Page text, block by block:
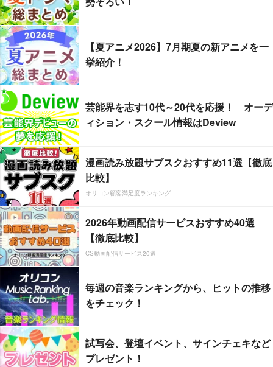
【夏アニメ2026】7月期夏の新アニメを一
挙紹介！
芸能界を志す10代～20代を応援！ オーデ
ィション・スクール情報はDeview
漫画読み放題サブスクおすすめ11選【徹底
比較】
オリコン顧客満足度ランキング
2026年動画配信サービスおすすめ40選
【徹底比較】
CS動画配信サービス20選
毎週の音楽ランキングから、ヒットの推移
をチェック！
試写会、登壇イベント、サインチェキなど
プレゼント！